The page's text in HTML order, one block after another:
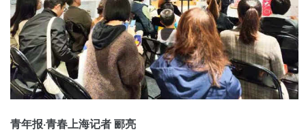
青年报·青春上海记者 郦亮